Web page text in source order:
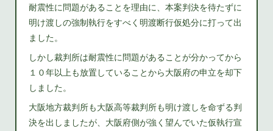
耐震性に問題があることを理由に、本案判決を待たずに
明け渡しの強制執行をすべく明渡断行仮処分に打って出
ました。
しかし裁判所は耐震性に問題があることが分かってから
１０年以上も放置していることから大阪府の申立を却下
しました。
大阪地方裁判所も大阪高等裁判所も明け渡しを命ずる判
決を出しましたが、大阪府側が強く望んでいた仮執行宣